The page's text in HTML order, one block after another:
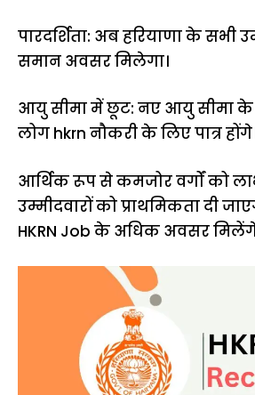
पारदर्शिता: अब हरियाणा के सभी
समान अवसर मिलेगा।
आयु सीमा में छूट: नए आयु सीमा
लोग hkrn नौकरी के लिए पात्र
आर्थिक रूप से कमजोर वर्गों को
उम्मीदवारों को प्राथमिकता दी
HKRN Job के अधिक अवसर